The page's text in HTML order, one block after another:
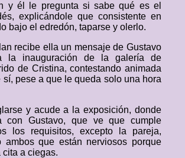
y él le pregunta si sabe qué es el
explicándole que consistente en
bajo el edredón, taparse y olerlo.
recibe ella un mensaje de Gustavo
la inauguración de la galería de
de Cristina, contestando animada
sí, pese a que le queda solo una hora
y acude a la exposición, donde
con Gustavo, que ve que cumple
los requisitos, excepto la pareja,
ambos que están nerviosos porque
cita a ciegas.